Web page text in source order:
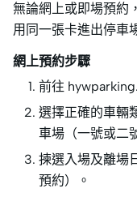
無論網上或即場預約
用同一張卡進出停車
網上預約步驟
前往
選擇正確的車輛
車場（一號或二
揀選入場及離場
預約）。